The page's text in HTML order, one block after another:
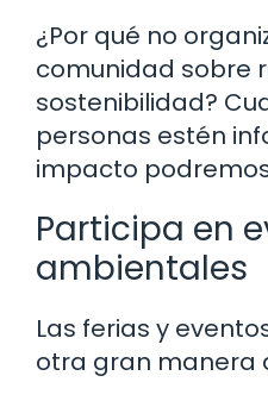
¿Por qué no
comunidad sobre
sostenibilidad?
personas estén
impacto
Participa en
ambientales
Las ferias y
otra gran manera